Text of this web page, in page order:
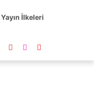
Yayın İlkeleri